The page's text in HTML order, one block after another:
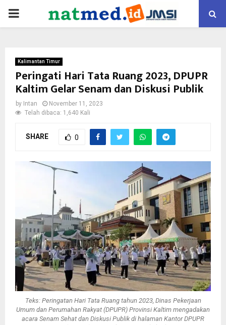
PRIMARY
Kalimantan Timur
Peringati Hari Tata Ruang 2023, DPUPR
Kaltim Gelar Senam dan Diskusi Publik
by Intan
November 11, 2023
Telah dibaca: 1,640 Kali
SHARE 0
Teks: Peringatan Hari Tata Ruang tahun 2023, Dinas Pekerjaan
Umum dan Perumahan Rakyat (DPUPR) Provinsi Kaltim mengadakan
acara Senam Sehat dan Diskusi Publik di halaman Kantor DPUPR